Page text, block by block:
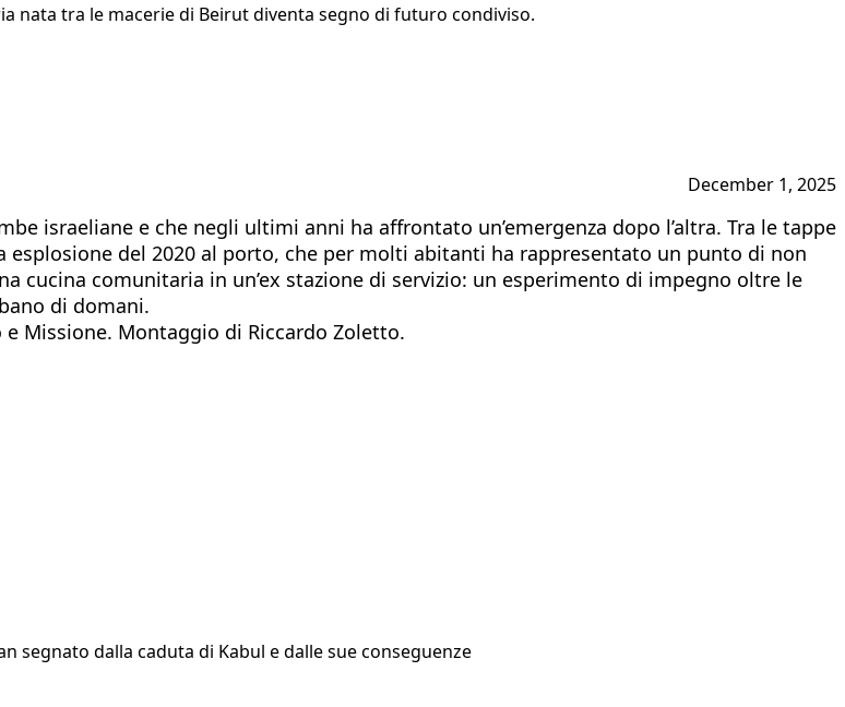
nata tra le macerie di Beirut diventa segno di futuro condiviso.
December 1, 2025
israeliane e che negli ultimi anni ha affrontato un’emergenza dopo l’altra. Tra le tappe
del 2020 al porto, che per molti abitanti ha rappresentato un punto di non
comunitaria in un’ex stazione di servizio: un esperimento di impegno oltre le
di domani.
Missione. Montaggio di Riccardo Zoletto.
segnato dalla caduta di Kabul e dalle sue conseguenze